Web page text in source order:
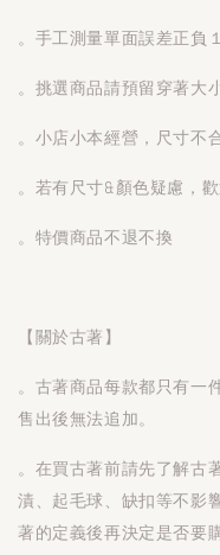
。手工測量單面誤差正負
。挑選商品請預留穿著大
。小店小本經營，尺寸不
。若有尺寸&顏色疑慮，
。特價商品不退不換
【關於古著】
。古著商品每款都只有一
售出後無法追加。
。在買古著前請先了解古
漬、起毛球、缺扣等不影
著的定義後再決定是否要購